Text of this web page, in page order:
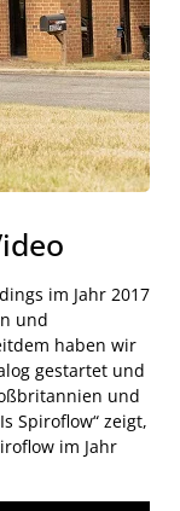
im Jahr 2017
und
haben wir
gestartet und
und
Spiroflow“ zeigt,
im Jahr